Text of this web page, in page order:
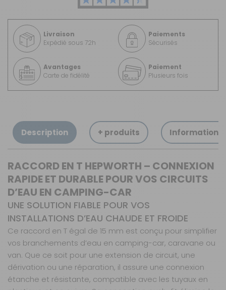
Livraison
Expédié sous 72h
Paiements
Sécurisés
Avantages
Carte de fidélité
Paiement
Plusieurs fois
Description + produits Informations
RACCORD EN T HEPWORTH – CONNEXION
RAPIDE ET DURABLE POUR VOS CIRCUITS
D’EAU EN CAMPING-CAR
UNE SOLUTION FIABLE POUR VOS
INSTALLATIONS D’EAU CHAUDE ET FROIDE
Ce raccord en T égal de 15 mm est conçu pour simplifier
vos branchements d’eau en camping-car, caravane ou
van. Que ce soit pour une extension de circuit, une
dérivation ou une réparation, il assure une connexion
étanche et résistante, compatible avec les tuyaux en